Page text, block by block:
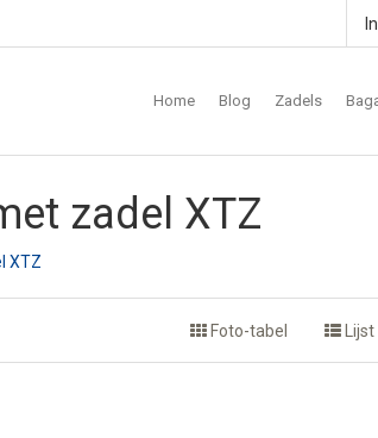
Home Blog Zadels
zadel XTZ
XTZ
Foto-tabel Lijst